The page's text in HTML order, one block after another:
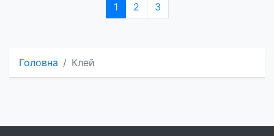
1 2 3
Головна Клей